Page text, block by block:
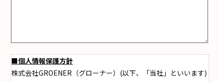
■個人情報保護方針
株式会社GROENER（グローナー）(以下、「当社」といいます)